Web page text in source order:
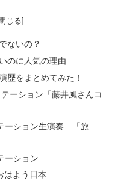
ないの？
のに人気の理由
歴をまとめてみた！
ーション「藤井風さんコ
ーション生演奏 「旅
ーション
よう日本